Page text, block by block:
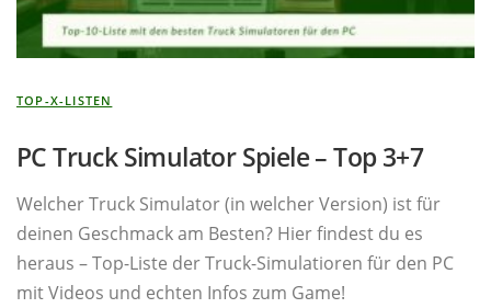
TOP-X-LISTEN
PC Truck Simulator Spiele – Top 3+7
Welcher Truck Simulator (in welcher Version) ist für
deinen Geschmack am Besten? Hier findest du es
heraus – Top-Liste der Truck-Simulatioren für den PC
mit Videos und echten Infos zum Game!